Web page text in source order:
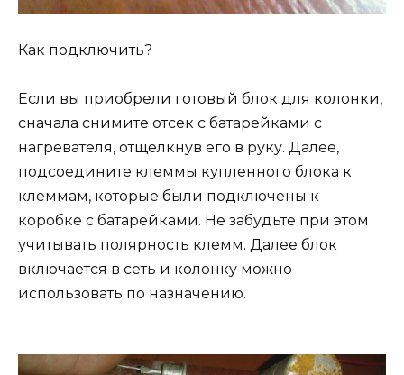
Как подключить?
Если вы приобрели готовый блок для колонки,
сначала снимите отсек с батарейками с
нагревателя, отщелкнув его в руку. Далее,
подсоедините клеммы купленного блока к
клеммам, которые были подключены к
коробке с батарейками. Не забудьте при этом
учитывать полярность клемм. Далее блок
включается в сеть и колонку можно
использовать по назначению.